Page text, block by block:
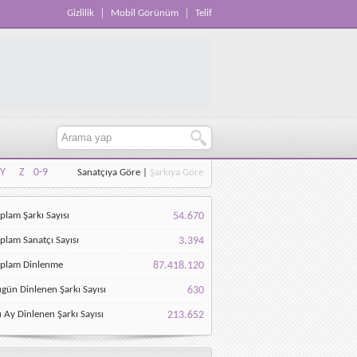
Gizlilik Mobil Görünüm Telif
Y Z
0-9
Y Z 0-9
Sanatçıya Göre Şarkıya Göre
Şarkı Sayısı 54.670
Sanatçı Sayısı 3.394
Dinlenme 87.418.120
Dinlenen Şarkı Sayısı 630
Ay Dinlenen Şarkı Sayısı 213.652